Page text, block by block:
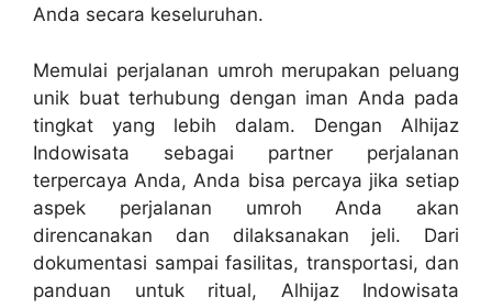
Anda secara keseluruhan.
Memulai perjalanan umroh merupakan peluang
unik buat terhubung dengan iman Anda pada
tingkat yang lebih dalam. Dengan Alhijaz
Indowisata sebagai partner perjalanan
terpercaya Anda, Anda bisa percaya jika setiap
aspek perjalanan umroh Anda akan
direncanakan dan dilaksanakan jeli. Dari
dokumentasi sampai fasilitas, transportasi, dan
panduan untuk ritual, Alhijaz Indowisata